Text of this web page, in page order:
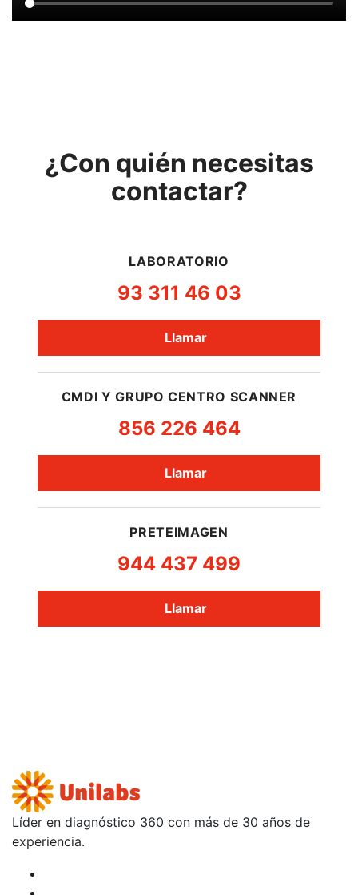
¿Con quién necesitas
contactar?
LABORATORIO
93 311 46 03
Llamar
CMDI Y GRUPO CENTRO SCANNER
856 226 464
Llamar
PRETEIMAGEN
944 437 499
Llamar
Líder en diagnóstico 360 con más de 30 años de
experiencia.